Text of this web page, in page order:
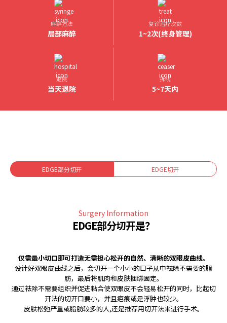
麻醉方法
局部麻醉
复诊治疗次数
1~2次(终身管理)
退院
当天退院
拆线
5~7天内
EDGE部分切开 EDGE切开
Surgery Information
EDGE部分切开是？
仅需最小切口即可打造无需担心松开的自然、清晰的双眼皮曲线。
设计好双眼皮曲线之后，会切开一个小小的口子从中祛除不需要的脂
肪，最后将肌肉和皮肤捆绑固定。
通过祛除不需要组织并促进粘合使双眼皮不会轻易松开的同时，比起切
开法的切开口要小，并且疤痕或是浮肿也较少。
皮肤松弛严重或脂肪较多的人,还是推荐用切开法来进行手术。